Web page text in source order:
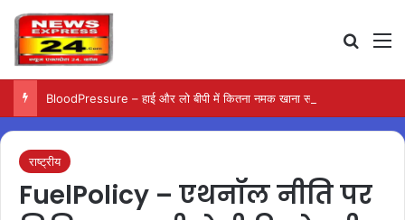
राष्ट्रीय
FuelPolicy – एथनॉल नीति पर